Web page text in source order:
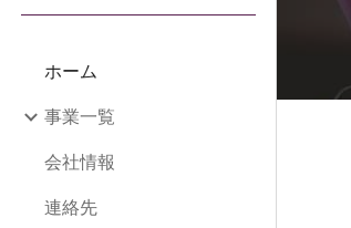
ホーム
事業一覧
会社情報
連絡先